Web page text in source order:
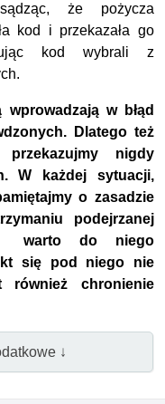
że pożycza
kod i przekazała go
kod wybrali z
wprowadzają w błąd
Dlatego też
nigdy
W każdej sytuacji,
o zasadzie
podejrzanej
warto do niego
się pod niego nie
również chronienie
↓